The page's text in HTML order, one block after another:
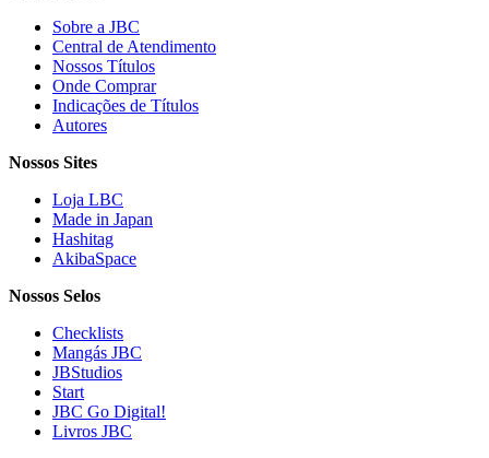
Sobre a JBC
Central de Atendimento
Nossos Títulos
Onde Comprar
Indicações de Títulos
Autores
Nossos Sites
Loja LBC
Made in Japan
Hashitag
AkibaSpace
Nossos Selos
Checklists
Mangás JBC
JBStudios
Start
JBC Go Digital!
Livros JBC